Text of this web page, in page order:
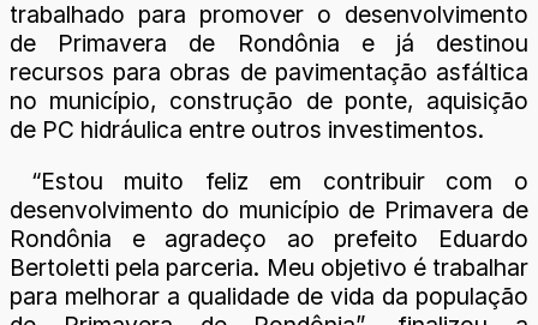
trabalhado para promover o desenvolvimento
de Primavera de Rondônia e já destinou
recursos para obras de pavimentação asfáltica
no município, construção de ponte, aquisição
de PC hidráulica entre outros investimentos.
“Estou muito feliz em contribuir com o
desenvolvimento do município de Primavera de
Rondônia e agradeço ao prefeito Eduardo
Bertoletti pela parceria. Meu objetivo é trabalhar
para melhorar a qualidade de vida da população